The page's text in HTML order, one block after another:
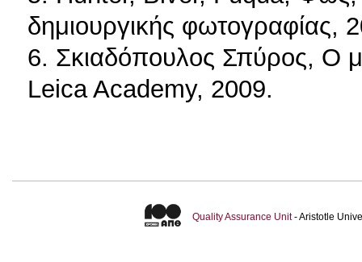
δημιουργικής φωτογραφίας,
6. Σκιαδόπουλος Σπύρος, Ο
Leica Academy, 2009.
Quality Assurance Unit- Aristotle